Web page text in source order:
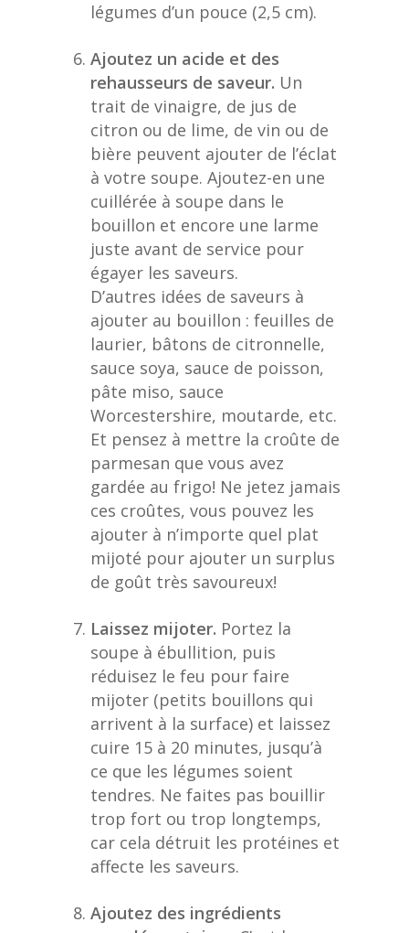
légumes d’un pouce (2,5 cm).
Ajoutez un acide et des
rehausseurs de saveur. Un
trait de vinaigre, de jus de
citron ou de lime, de vin ou de
bière peuvent ajouter de l’éclat
à votre soupe. Ajoutez-en une
cuillérée à soupe dans le
bouillon et encore une larme
juste avant de service pour
égayer les saveurs.
D’autres idées de saveurs à
ajouter au bouillon : feuilles de
laurier, bâtons de citronnelle,
sauce soya, sauce de poisson,
pâte miso, sauce
Worcestershire, moutarde, etc.
Et pensez à mettre la croûte de
parmesan que vous avez
gardée au frigo! Ne jetez jamais
ces croûtes, vous pouvez les
ajouter à n’importe quel plat
mijoté pour ajouter un surplus
de goût très savoureux!
Laissez mijoter. Portez la
soupe à ébullition, puis
réduisez le feu pour faire
mijoter (petits bouillons qui
arrivent à la surface) et laissez
cuire 15 à 20 minutes, jusqu’à
ce que les légumes soient
tendres. Ne faites pas bouillir
trop fort ou trop longtemps,
car cela détruit les protéines et
affecte les saveurs.
Ajoutez des ingrédients